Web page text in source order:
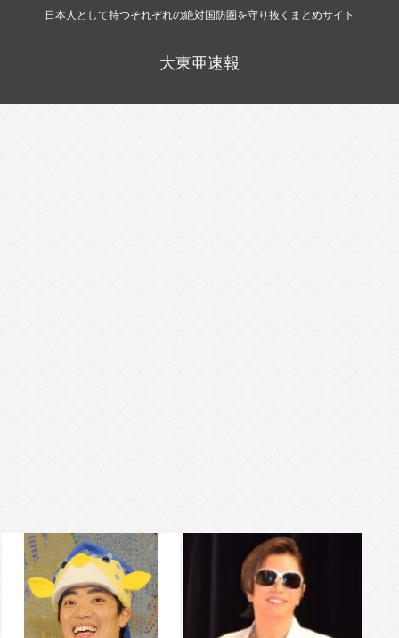
日本人として持つそれぞれの絶対国防圏を守り抜くまとめサイト
大東亜速報